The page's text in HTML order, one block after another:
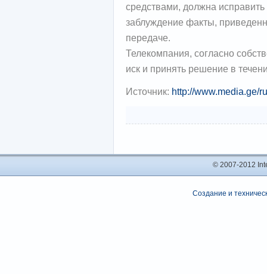
средствами, должна
заблуждение факты,
передаче.
Телекомпания, согласно
иск и принять решение в
Источник: http://www.media.ge/
© 2007-2012
Создание и